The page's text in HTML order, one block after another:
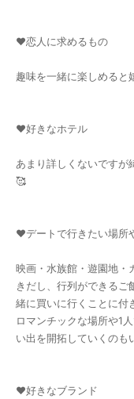
♥恋人に求めるもの
趣味を一緒に楽しめると
♥好きなホテル
あまり詳しくないですが
🥰
♥デートで行きたい場所
映画・水族館・遊園地・
きだし、行列ができるご
緒に買いに行くことに付
ロマンチックな場所や1
い出を開拓していくのも
♥好きなブランド